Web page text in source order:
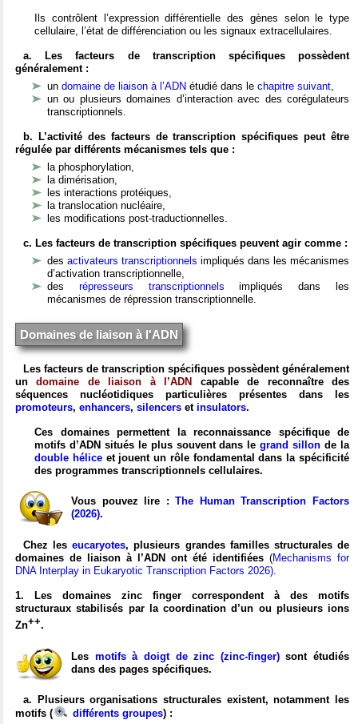
Ils contrôlent l’expression différentielle des gènes selon le type
cellulaire, l’état de différenciation ou les signaux extracellulaires.
a. Les facteurs de transcription spécifiques possèdent
généralement :
un domaine de liaison à l’ADN étudié dans le chapitre suivant
un ou plusieurs domaines d’interaction avec des corégulateurs
transcriptionnels.
b. L’activité des facteurs de transcription spécifiques peut être
régulée par différents mécanismes tels que :
la phosphorylation,
la dimérisation,
les interactions protéiques,
la translocation nucléaire,
les modifications post-traductionnelles.
c. Les facteurs de transcription spécifiques peuvent agir comme :
des activateurs transcriptionnels impliqués dans les mécanismes
d’activation transcriptionnelle,
des répresseurs transcriptionnels impliqués dans les
mécanismes de répression transcriptionnelle.
Domaines de liaison à l'ADN
Les facteurs de transcription spécifiques possèdent généralement
undomaine de liaison à l’ADN
capable de reconnaître des
séquences nucléotidiques particulières présentes dans les
promoteurs, enhancers, silencers et insulators.
Ces domaines permettent la reconnaissance spécifique de
motifs d’ADN situés le plus souvent dans legrand sillon de la
double héliceet jouent un rôle fondamental dans la spécificité
des programmes transcriptionnels cellulaires.
Vous pouvez lire :The Human Transcription Factors
(2026).
Chez leseucaryotes, plusieurs grandes familles structurales de
domaines de liaison à l’ADN ont été identifiées (Mechanisms for
DNA Interplay in Eukaryotic Transcription Factors 2026)
1. Les domaines zinc finger correspondent à des motifs
structuraux stabilisés par la coordination d’un ou plusieurs ions
Zn++.
Les motifs à doigt de zinc (zinc-finger)sont étudiés
dans des pages spécifiques.
a. Plusieurs organisations structurales existent, notamment les
motifs (
différents groupes) :